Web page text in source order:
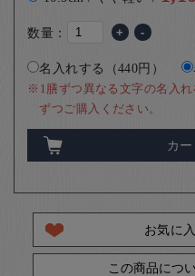
数量： + -
名入れする（440円）
※1膳ずつ異なる文字の名入
ずつご購入ください。
カ
お気に
この商品につ